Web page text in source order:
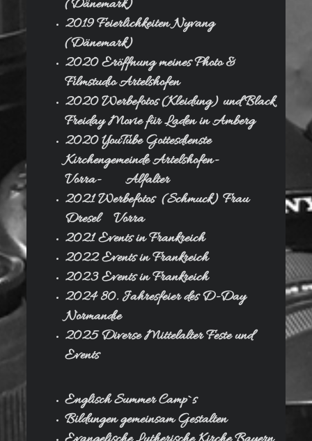
(Dänemark)
2019 Feierlichkeiten Nyvang
(Dänemark)
2020 Eröffnung meines Photo &
Filmstudio Artelshofen
2020 Werbefotos (Kleidung) und Black
Freiday Movie für Laden in Amberg
2020 YouTube Gottesdienste
Kirchengemeinde Artelshofen-
Vorra- Alfalter
2021 Werbefotos (Schmuck) Frau
Dresel Vorra
2021 Events in Frankreich
2022 Events in Frankreich
2023 Events in Frankreich
2024 80. Jahresfeier des D-Day
Normandie
2025 Diverse Mittelalter Feste und
Events
Englisch Summer Camp`s
Bildungen gemeinsam Gestalten